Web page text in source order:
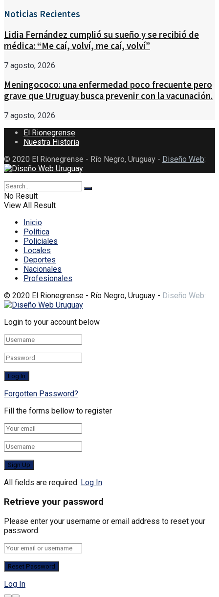
Noticias Recientes
Lidia Fernández cumplió su sueño y se recibió de
médica: “Me caí, volví, me caí, volví”
7 agosto, 2026
Meningococo: una enfermedad poco frecuente pero
grave que Uruguay busca prevenir con la vacunación.
7 agosto, 2026
El Rionegrense
Nuestra Historia
© 2020 El Rionegrense - Río Negro, Uruguay - Diseño Web:
No Result
View All Result
Inicio
Política
Policiales
Locales
Deportes
Nacionales
Profesionales
© 2020 El Rionegrense - Río Negro, Uruguay - Diseño Web:
Login to your account below
Forgotten Password?
Fill the forms bellow to register
All fields are required. Log In
Retrieve your password
Please enter your username or email address to reset your
password.
Log In